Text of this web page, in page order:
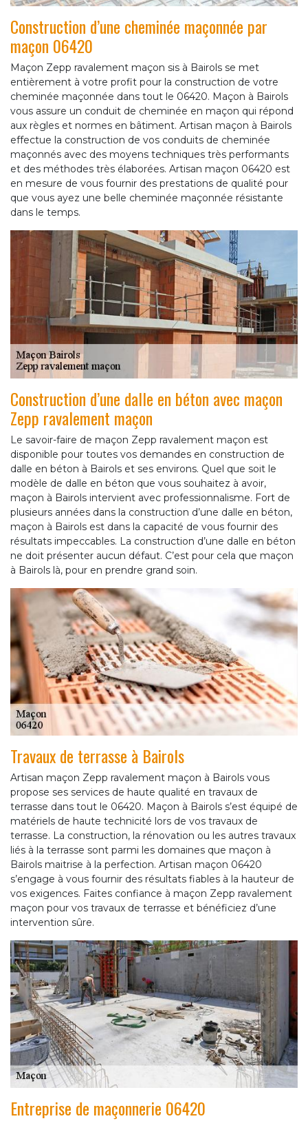
Construction d’une cheminée maçonnée par
maçon 06420
Maçon Zepp ravalement maçon sis à Bairols se met
entièrement à votre profit pour la construction de votre
cheminée maçonnée dans tout le 06420. Maçon à Bairols
vous assure un conduit de cheminée en maçon qui répond
aux règles et normes en bâtiment. Artisan maçon à Bairols
effectue la construction de vos conduits de cheminée
maçonnés avec des moyens techniques très performants
et des méthodes très élaborées. Artisan maçon 06420 est
en mesure de vous fournir des prestations de qualité pour
que vous ayez une belle cheminée maçonnée résistante
dans le temps.
Construction d’une dalle en béton avec maçon
Zepp ravalement maçon
Le savoir-faire de maçon Zepp ravalement maçon est
disponible pour toutes vos demandes en construction de
dalle en béton à Bairols et ses environs. Quel que soit le
modèle de dalle en béton que vous souhaitez à avoir,
maçon à Bairols intervient avec professionnalisme. Fort de
plusieurs années dans la construction d’une dalle en béton,
maçon à Bairols est dans la capacité de vous fournir des
résultats impeccables. La construction d’une dalle en béton
ne doit présenter aucun défaut. C’est pour cela que maçon
à Bairols là, pour en prendre grand soin.
Travaux de terrasse à Bairols
Artisan maçon Zepp ravalement maçon à Bairols vous
propose ses services de haute qualité en travaux de
terrasse dans tout le 06420. Maçon à Bairols s’est équipé de
matériels de haute technicité lors de vos travaux de
terrasse. La construction, la rénovation ou les autres travaux
liés à la terrasse sont parmi les domaines que maçon à
Bairols maitrise à la perfection. Artisan maçon 06420
s’engage à vous fournir des résultats fiables à la hauteur de
vos exigences. Faites confiance à maçon Zepp ravalement
maçon pour vos travaux de terrasse et bénéficiez d’une
intervention sûre.
Entreprise de maçonnerie 06420